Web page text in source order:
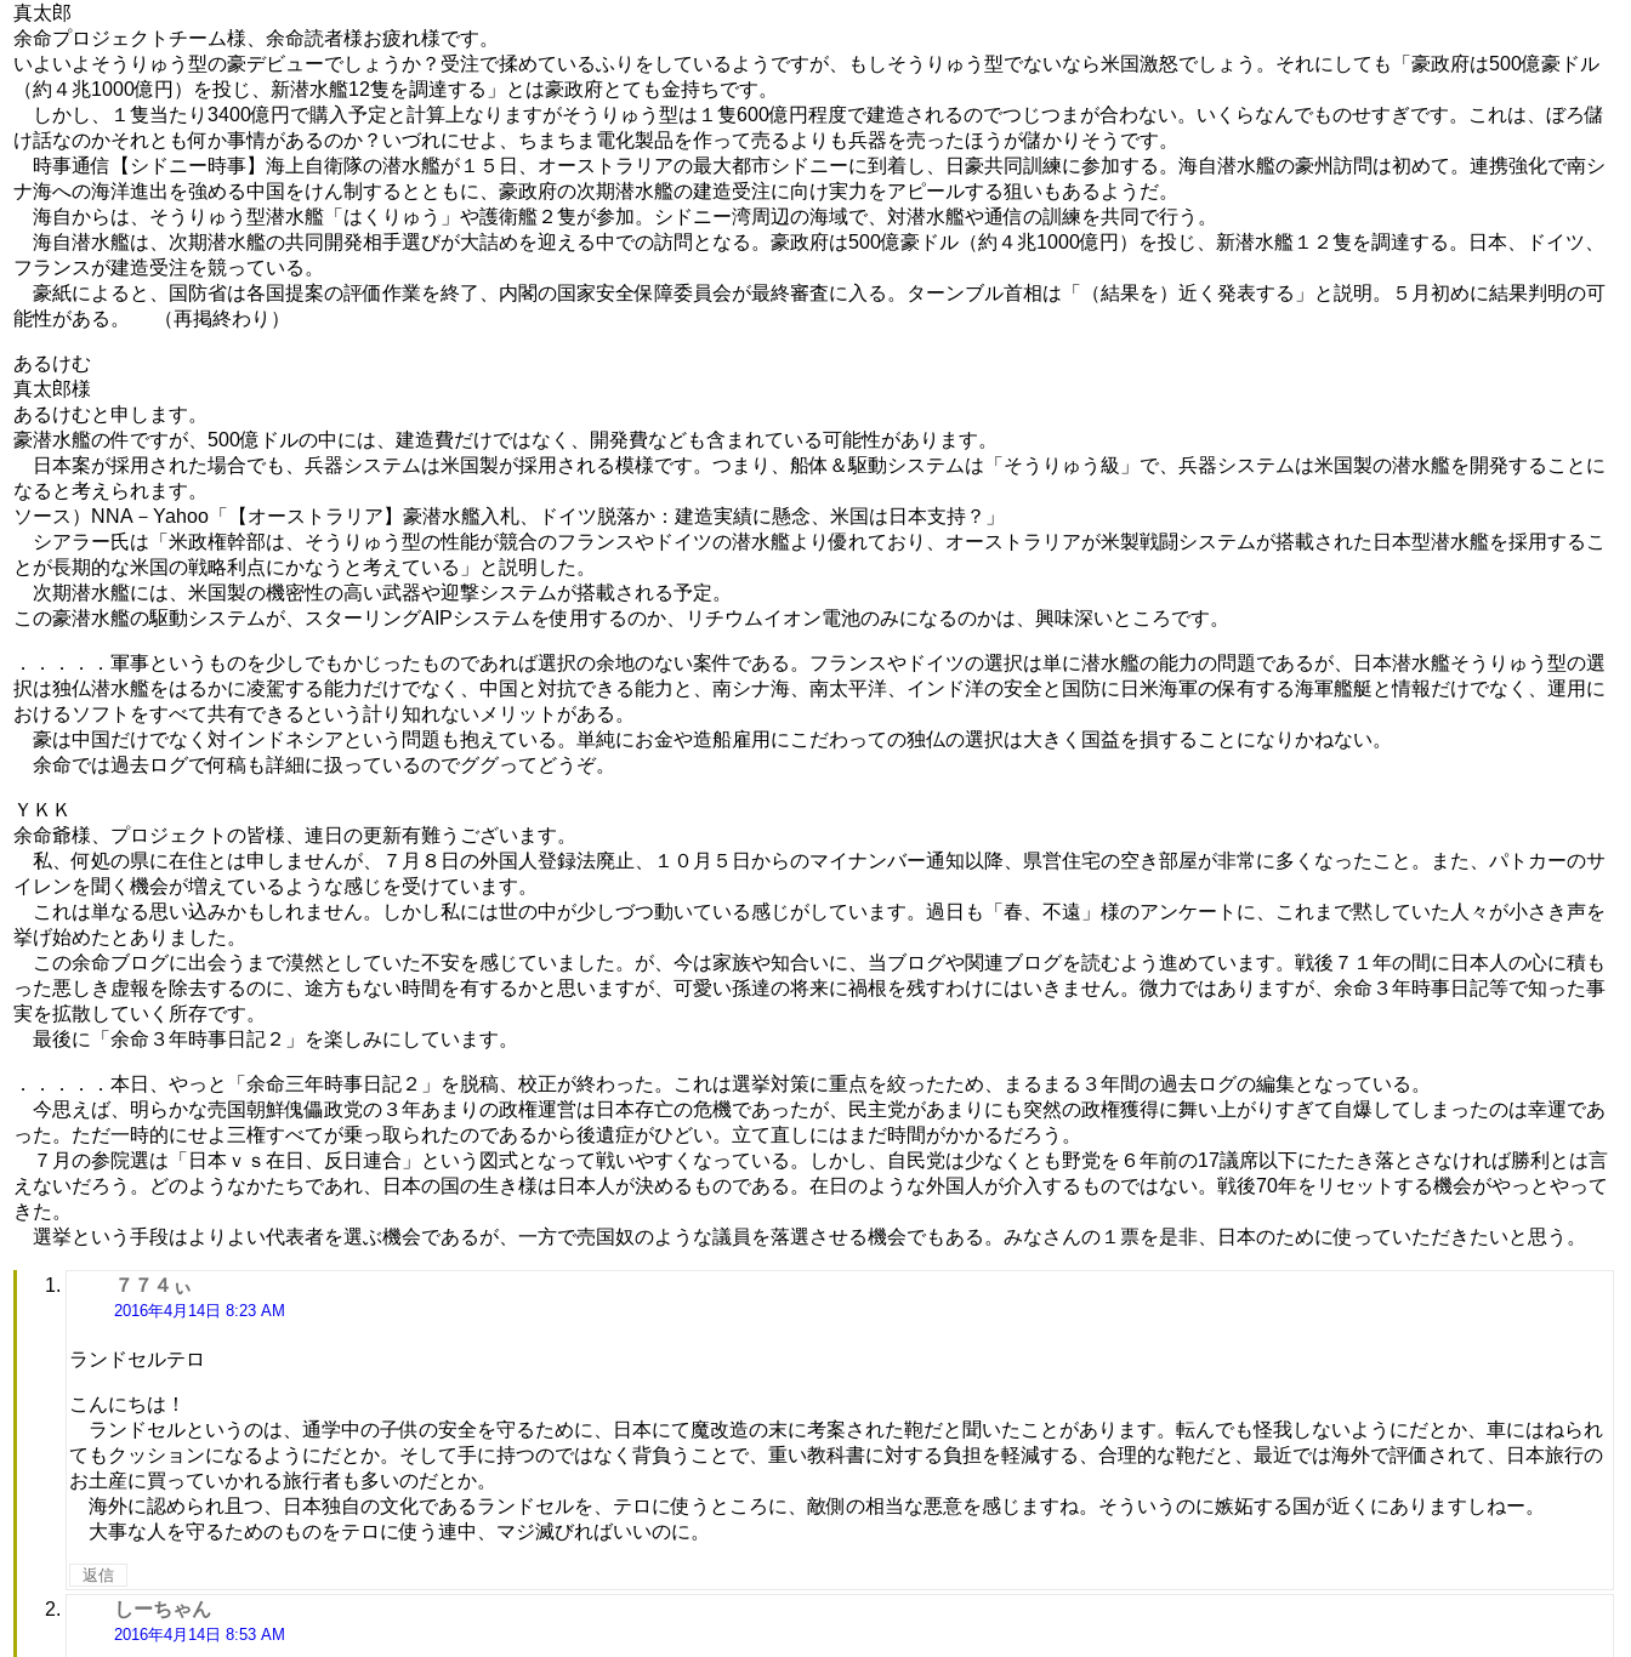
真太郎
余命プロジェクトチーム様、余命読者様お疲れ様です。
いよいよそうりゅう型の豪デビューでしょうか？受注で揉めているふりをしているようですが、もしそうりゅう型でないなら米国激怒でしょう。それにしても「豪政府は500億豪ドル
（約４兆1000億円）を投じ、新潜水艦12隻を調達する」とは豪政府とても金持ちです。
しかし、１隻当たり3400億円で購入予定と計算上なりますがそうりゅう型は１隻600億円程度で建造されるのでつじつまが合わない。いくらなんでものせすぎです。これは、ぼろ儲
け話なのかそれとも何か事情があるのか？いづれにせよ、ちまちま電化製品を作って売るよりも兵器を売ったほうが儲かりそうです。
時事通信【シドニー時事】海上自衛隊の潜水艦が１５日、オーストラリアの最大都市シドニーに到着し、日豪共同訓練に参加する。海自潜水艦の豪州訪問は初めて。連携強化で南シ
ナ海への海洋進出を強める中国をけん制するとともに、豪政府の次期潜水艦の建造受注に向け実力をアピールする狙いもあるようだ。
海自からは、そうりゅう型潜水艦「はくりゅう」や護衛艦２隻が参加。シドニー湾周辺の海域で、対潜水艦や通信の訓練を共同で行う。
海自潜水艦は、次期潜水艦の共同開発相手選びが大詰めを迎える中での訪問となる。豪政府は500億豪ドル（約４兆1000億円）を投じ、新潜水艦１２隻を調達する。日本、ドイツ、
フランスが建造受注を競っている。
豪紙によると、国防省は各国提案の評価作業を終了、内閣の国家安全保障委員会が最終審査に入る。ターンブル首相は「（結果を）近く発表する」と説明。５月初めに結果判明の可
能性がある。 （再掲終わり）
あるけむ
真太郎様
あるけむと申します。
豪潜水艦の件ですが、500億ドルの中には、建造費だけではなく、開発費なども含まれている可能性があります。
日本案が採用された場合でも、兵器システムは米国製が採用される模様です。つまり、船体＆駆動システムは「そうりゅう級」で、兵器システムは米国製の潜水艦を開発することに
なると考えられます。
ソース）NNA－Yahoo「【オーストラリア】豪潜水艦入札、ドイツ脱落か：建造実績に懸念、米国は日本支持？」
シアラー氏は「米政権幹部は、そうりゅう型の性能が競合のフランスやドイツの潜水艦より優れており、オーストラリアが米製戦闘システムが搭載された日本型潜水艦を採用するこ
とが長期的な米国の戦略利点にかなうと考えている」と説明した。
次期潜水艦には、米国製の機密性の高い武器や迎撃システムが搭載される予定。
この豪潜水艦の駆動システムが、スターリングAIPシステムを使用するのか、リチウムイオン電池のみになるのかは、興味深いところです。
．．．．．軍事というものを少しでもかじったものであれば選択の余地のない案件である。フランスやドイツの選択は単に潜水艦の能力の問題であるが、日本潜水艦そうりゅう型の選
択は独仏潜水艦をはるかに凌駕する能力だけでなく、中国と対抗できる能力と、南シナ海、南太平洋、インド洋の安全と国防に日米海軍の保有する海軍艦艇と情報だけでなく、運用に
おけるソフトをすべて共有できるという計り知れないメリットがある。
豪は中国だけでなく対インドネシアという問題も抱えている。単純にお金や造船雇用にこだわっての独仏の選択は大きく国益を損することになりかねない。
余命では過去ログで何稿も詳細に扱っているのでググってどうぞ。
ＹＫＫ
余命爺様、プロジェクトの皆様、連日の更新有難うございます。
私、何処の県に在住とは申しませんが、７月８日の外国人登録法廃止、１０月５日からのマイナンバー通知以降、県営住宅の空き部屋が非常に多くなったこと。また、パトカーのサ
イレンを聞く機会が増えているような感じを受けています。
これは単なる思い込みかもしれません。しかし私には世の中が少しづつ動いている感じがしています。過日も「春、不遠」様のアンケートに、これまで黙していた人々が小さき声を
挙げ始めたとありました。
この余命ブログに出会うまで漠然としていた不安を感じていました。が、今は家族や知合いに、当ブログや関連ブログを読むよう進めています。戦後７１年の間に日本人の心に積も
った悪しき虚報を除去するのに、途方もない時間を有するかと思いますが、可愛い孫達の将来に禍根を残すわけにはいきません。微力ではありますが、余命３年時事日記等で知った事
実を拡散していく所存です。
最後に「余命３年時事日記２」を楽しみにしています。
．．．．．本日、やっと「余命三年時事日記２」を脱稿、校正が終わった。これは選挙対策に重点を絞ったため、まるまる３年間の過去ログの編集となっている。
今思えば、明らかな売国朝鮮傀儡政党の３年あまりの政権運営は日本存亡の危機であったが、民主党があまりにも突然の政権獲得に舞い上がりすぎて自爆してしまったのは幸運であ
った。ただ一時的にせよ三権すべてが乗っ取られたのであるから後遺症がひどい。立て直しにはまだ時間がかかるだろう。
７月の参院選は「日本ｖｓ在日、反日連合」という図式となって戦いやすくなっている。しかし、自民党は少なくとも野党を６年前の17議席以下にたたき落とさなければ勝利とは言
えないだろう。どのようなかたちであれ、日本の国の生き様は日本人が決めるものである。在日のような外国人が介入するものではない。戦後70年をリセットする機会がやっとやって
きた。
選挙という手段はよりよい代表者を選ぶ機会であるが、一方で売国奴のような議員を落選させる機会でもある。みなさんの１票を是非、日本のために使っていただきたいと思う。
７７４ぃ
り:
2016年4月14日 8:23 AM
ランドセルテロ
こんにちは！
ランドセルというのは、通学中の子供の安全を守るために、日本にて魔改造の末に考案された鞄だと聞いたことがあります。転んでも怪我しないようにだとか、車にはねられ
てもクッションになるようにだとか。そして手に持つのではなく背負うことで、重い教科書に対する負担を軽減する、合理的な鞄だと、最近では海外で評価されて、日本旅行の
お土産に買っていかれる旅行者も多いのだとか。
海外に認められ且つ、日本独自の文化であるランドセルを、テロに使うところに、敵側の相当な悪意を感じますね。そういうのに嫉妬する国が近くにありますしねー。
大事な人を守るためのものをテロに使う連中、マジ滅びればいいのに。
返信
しーちゃんよ
り:
2016年4月14日 8:53 AM